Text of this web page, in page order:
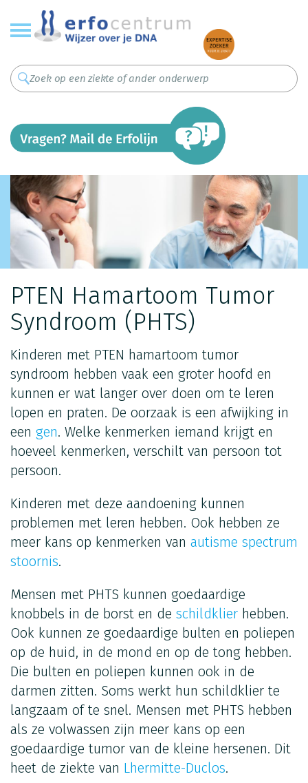
Overslaan
en
naar
inhoud
gaan
PTEN Hamartoom Tumor
Syndroom (PHTS)
Kinderen met PTEN hamartoom tumor
syndroom hebben vaak een groter hoofd en
kunnen er wat langer over doen om te leren
lopen en praten. De oorzaak is een afwijking in
een gen. Welke kenmerken iemand krijgt en
hoeveel kenmerken, verschilt van persoon tot
persoon.
Kinderen met deze aandoening kunnen
problemen met leren hebben. Ook hebben ze
meer kans op kenmerken van autisme spectrum
stoornis.
Mensen met PHTS kunnen goedaardige
knobbels in de borst en de schildklier hebben.
Ook kunnen ze goedaardige bulten en poliepen
op de huid, in de mond en op de tong hebben.
Die bulten en poliepen kunnen ook in de
darmen zitten. Soms werkt hun schildklier te
langzaam of te snel. Mensen met PHTS hebben
als ze volwassen zijn meer kans op een
goedaardige tumor van de kleine hersenen. Dit
heet de ziekte van Lhermitte-Duclos.